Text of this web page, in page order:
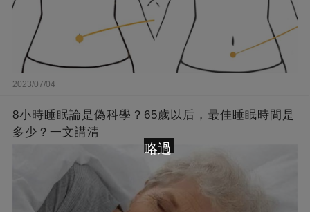
2023/07/04
8小時睡眠論是偽科學？65歲以后，最佳睡眠時間是
多少？一文講清
略過